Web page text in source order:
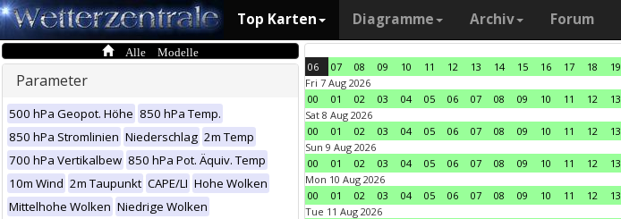
Top Karten Diagramme Archiv Forum
Alle Modelle
Parameter
500 hPa Geopot. Höhe 850 hPa Temp.
850 hPa Stromlinien Niederschlag 2m Temp
700 hPa Vertikalbew 850 hPa Pot. Äquiv. Temp
10m Wind 2m Taupunkt CAPE/LI Hohe Wolken
Mittelhohe Wolken Niedrige Wolken
06 07 08 09 10 11 12 13 14 15 16 17 18 19
Fri 7 Aug 2026
00
01 02 03 04 05 06 07 08 09 10 11 12 13
Sat 8 Aug 2026
00
01 02 03 04 05 06 07 08 09 10 11 12 13
Sun 9 Aug 2026
00
01 02 03 04 05 06 07 08 09 10 11 12 13
Mon 10 Aug 2026
00
01 02 03 04 05 06 07 08 09 10 11 12 13
Tue 11 Aug 2026